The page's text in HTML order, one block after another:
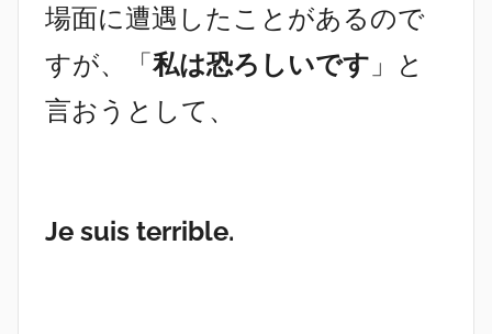
場面に遭遇したことがあるので
すが、「私は恐ろしいです 」と
言おうとして、
Je suis terrible.